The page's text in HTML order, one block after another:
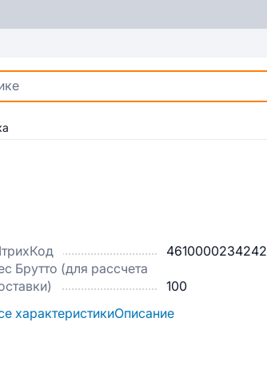
4610000234242
Брутто (для рассчета
100
характеристикиОписание